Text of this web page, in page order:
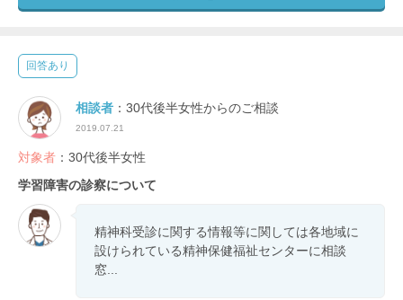
回答あり
相談者 ：30代後半女性からのご相談
2019.07.21
対象者 ：30代後半女性
学習障害の診察について
精神科受診に関する情報等に関しては各地域に
設けられている精神保健福祉センターに相談
窓...